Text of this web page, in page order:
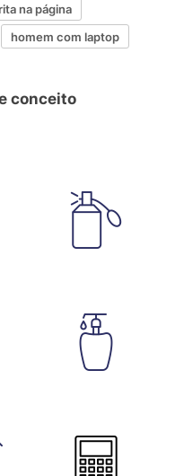
na página
homem com laptop
conceito